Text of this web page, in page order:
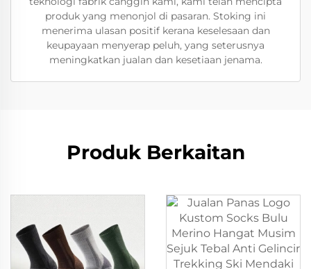
produk yang menonjol di pasaran. Stoking ini
menerima ulasan positif kerana keselesaan dan
keupayaan menyerap peluh, yang seterusnya
meningkatkan jualan dan kesetiaan jenama.
Produk Berkaitan